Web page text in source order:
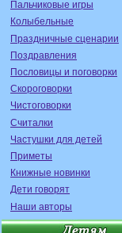
Пальчиковые игры
Колыбельные
Праздничные сценарии
Поздравления
Пословицы и поговорки
Скороговорки
Чистоговорки
Считалки
Частушки для детей
Приметы
Книжные новинки
Дети говорят
Наши авторы